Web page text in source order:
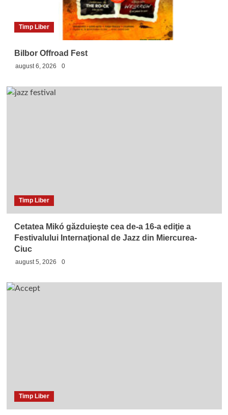
Timp Liber
Bilbor Offroad Fest
august 6, 2026 0
Timp Liber
Cetatea Mikó găzduieşte cea de-a 16-a ediţie a
Festivalului Internaţional de Jazz din Miercurea-
Ciuc
august 5, 2026 0
Timp Liber